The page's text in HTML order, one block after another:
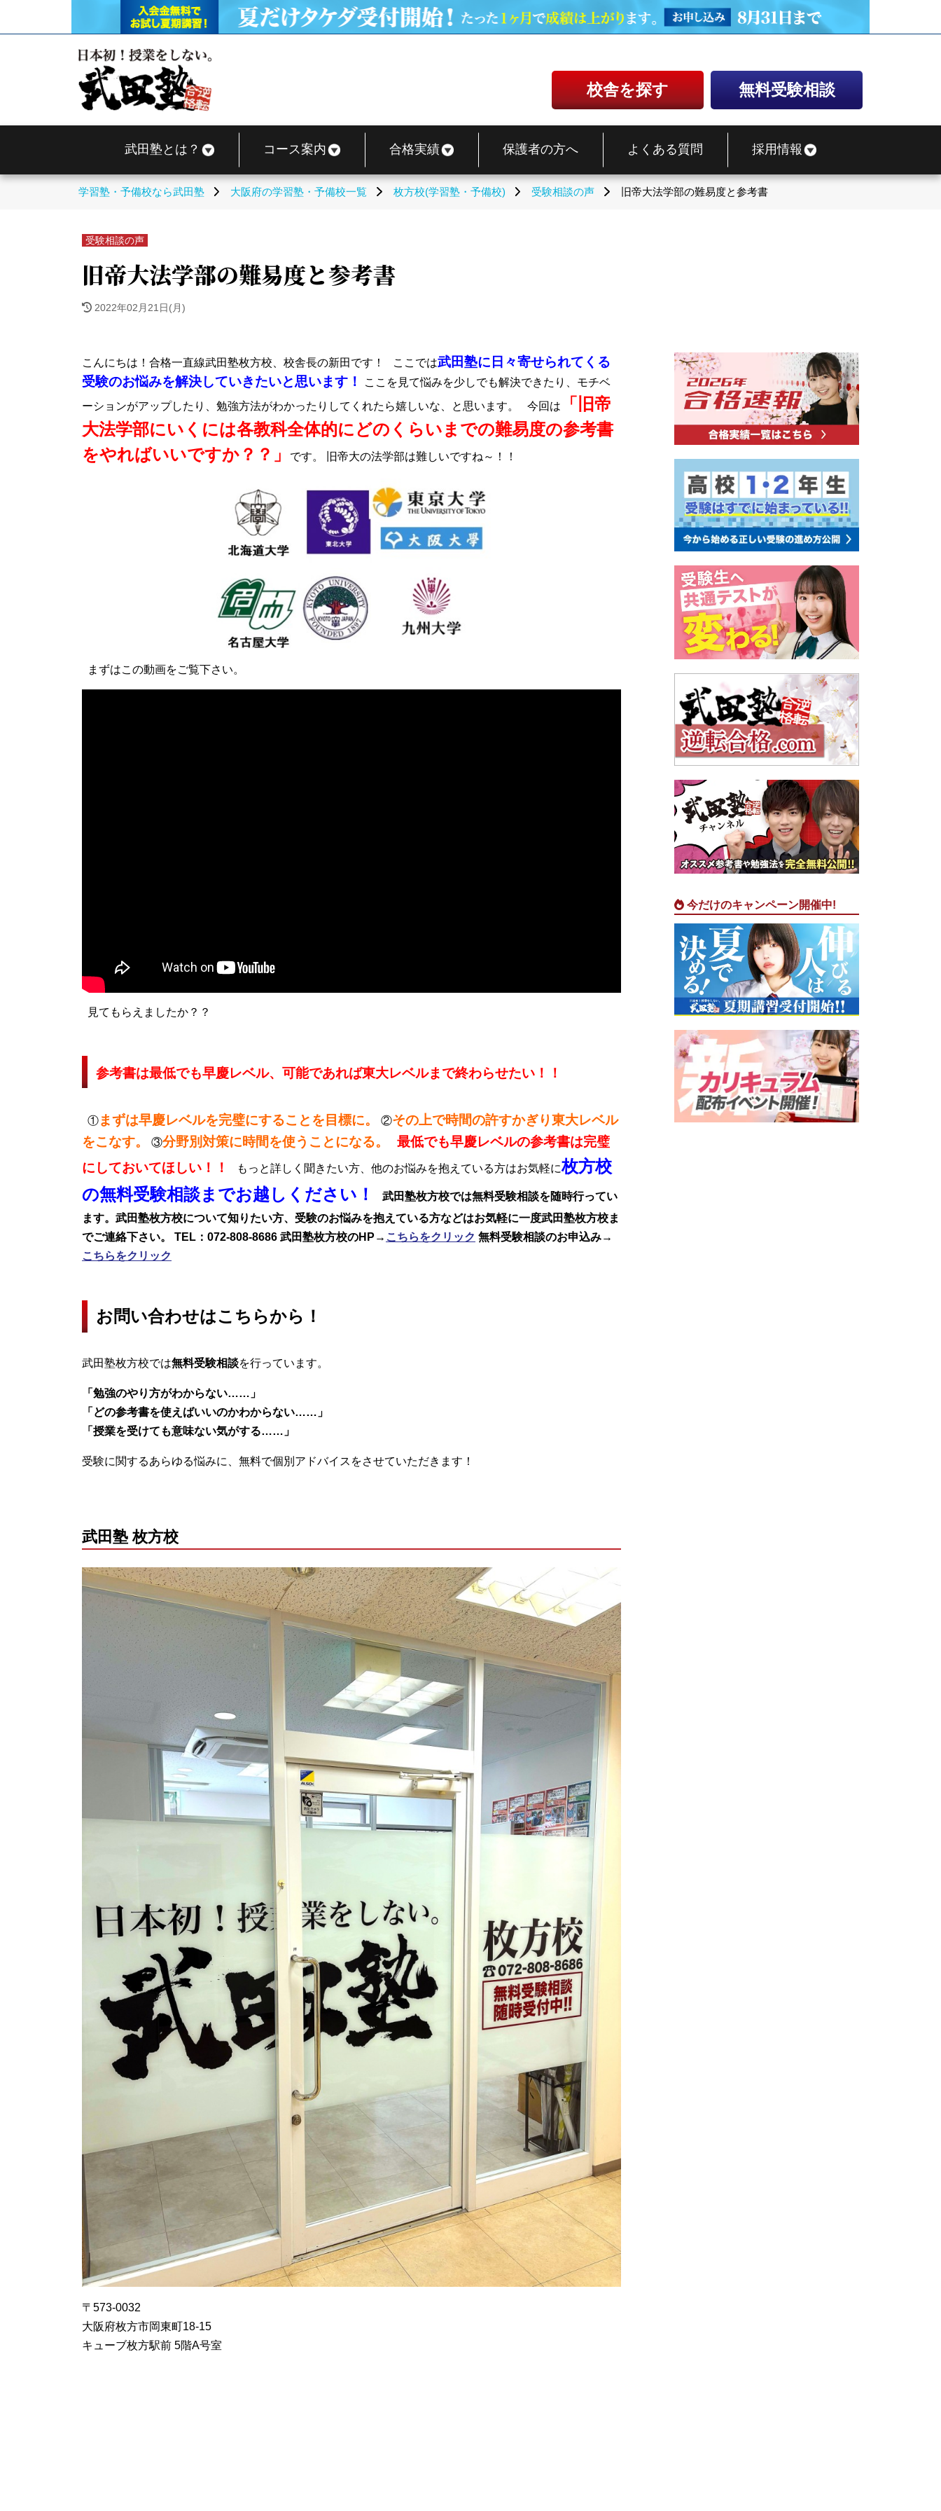
校舎を探す 無料受験相談
武田塾とは？ コース案内 合格実績 保護者の方へ よくある質問 採用情報
学習塾・予備校なら武田塾 大阪府の学習塾・予備校一覧 枚方校(学習塾・予備校) 受験相談の声 旧帝大法学部の難易度と参考書
受験相談の声
旧帝大法学部の難易度と参考書
2022年02月21日(月)
こんにちは！合格一直線武田塾枚方校、校舎長の新田です！ ここでは武田塾に日々寄せられてくる
受験のお悩みを解決していきたいと思います！
ここを見て悩みを少しでも解決できたり、モチベ
ーションがアップしたり、勉強方法がわかったりしてくれたら嬉しいな、と思います。 今回は
「旧帝
大法学部にいくには各教科全体的にどのくらいまでの難易度の参考書
をやればいいですか？？」
です。 旧帝大の法学部は難しいですね～！！
まずはこの動画をご覧下さい。
見てもらえましたか？？
参考書は最低でも早慶レベル、可能であれば東大レベルまで終わらせたい！！
①まずは早慶レベルを完璧にすることを目標に。 ②その上で時間の許すかぎり東大レベル
をこなす。
③分野別対策に時間を使うことになる。
最低でも早慶レベルの参考書は完璧
にしておいてほしい！！
もっと詳しく聞きたい方、他のお悩みを抱えている方はお気軽に枚方校
の無料受験相談までお越しください！
武田塾枚方校では無料受験相談を随時行ってい
ます。武田塾枚方校について知りたい方、受験のお悩みを抱えている方などはお気軽に一度武田塾枚方校ま
でご連絡下さい。
TEL：072-808-8686 武田塾枚方校のHP→ こちらをクリック 無料受験相談のお申込み→
こちらをクリック
お問い合わせはこちらから！
武田塾枚方校では無料受験相談を行っています。
「勉強のやり方がわからない……」
「どの参考書を使えばいいのかわからない……」
「授業を受けても意味ない気がする……」
受験に関するあらゆる悩みに、無料で個別アドバイスをさせていただきます！
武田塾 枚方校
〒573-0032
大阪府枚方市岡東町18-15
キューブ枚方駅前 5階A号室
今だけのキャンペーン開催中!